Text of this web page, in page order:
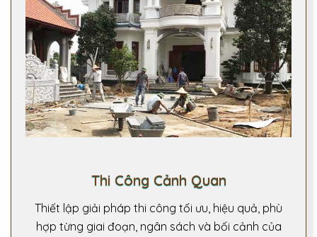
Thi Công Cảnh Quan
Thiết lập giải pháp thi công tối ưu, hiệu quả, phù
hợp từng giai đoạn, ngân sách và bối cảnh của